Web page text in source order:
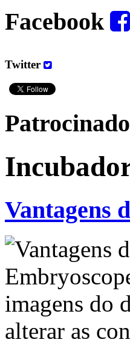
Facebook
Twitter
Vantagens
imagens do
alterar as